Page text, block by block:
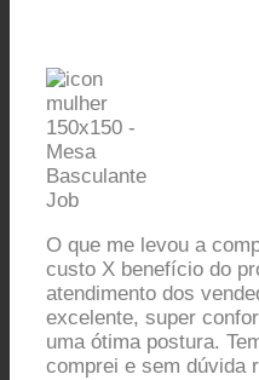
O que me levou a
custo X benefício do
atendimento dos
excelente, super
uma ótima postura.
comprei e sem dúvida